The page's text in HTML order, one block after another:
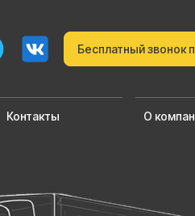
Бесплатный звонок
Контакты О